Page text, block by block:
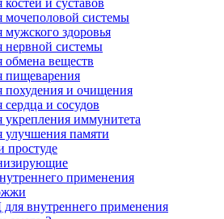
и суставов
мочеполовой системы
мужского здоровья
нервной системы
обмена веществ
пищеварения
похудения и очищения
и сосудов
укрепления иммунитета
улучшения памяти
простуде
применения
внутреннего применения